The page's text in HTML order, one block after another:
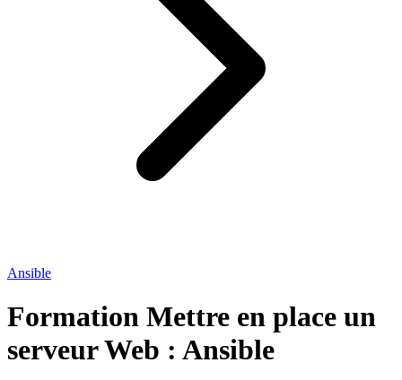
Ansible
Formation Mettre en place un
serveur Web : Ansible